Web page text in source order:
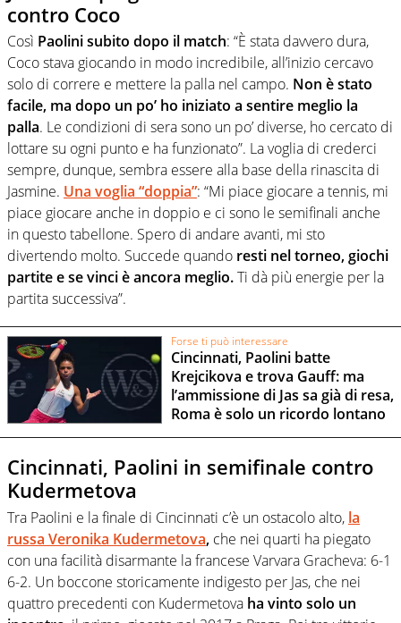
contro Coco
Così Paolini subito dopo il match: “È stata davvero dura,
Coco stava giocando in modo incredibile, all’inizio cercavo
solo di correre e mettere la palla nel campo. Non è stato
facile, ma dopo un po’ ho iniziato a sentire meglio la
palla. Le condizioni di sera sono un po’ diverse, ho cercato di
lottare su ogni punto e ha funzionato”. La voglia di crederci
sempre, dunque, sembra essere alla base della rinascita di
Jasmine. Una voglia “doppia”: “Mi piace giocare a tennis, mi
piace giocare anche in doppio e ci sono le semifinali anche
in questo tabellone. Spero di andare avanti, mi sto
divertendo molto. Succede quando resti nel torneo, giochi
partite e se vinci è ancora meglio.Ti dà più energie per la
partita successiva”.
Forse ti può interessare
Cincinnati, Paolini batte
Krejcikova e trova Gauff: ma
l’ammissione di Jas sa già di resa,
Roma è solo un ricordo lontano
Cincinnati, Paolini in semifinale contro
Kudermetova
Tra Paolini e la finale di Cincinnati c’è un ostacolo alto, la
russa Veronika Kudermetova, che nei quarti ha piegato
con una facilità disarmante la francese Varvara Gracheva: 6-1
6-2. Un boccone storicamente indigesto per Jas, che nei
quattro precedenti con Kudermetova ha vinto solo un